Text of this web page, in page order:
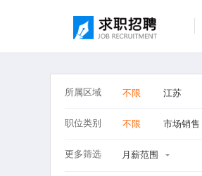
所属区域 不限 江苏
职位类别 不限 市场销售
更多筛选 月薪范围